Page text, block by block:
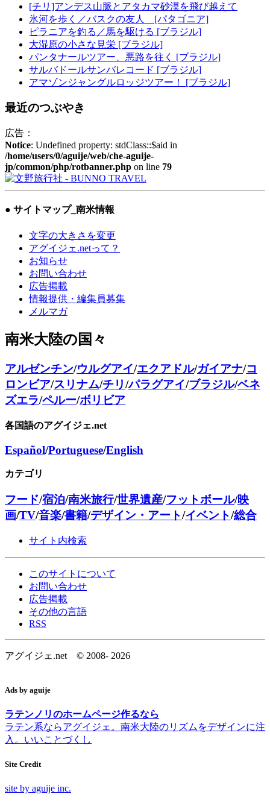
[チリ]アンデス山脈とアタカマ砂漠を飛び越えて
氷河を歩く／バスクの友人 [パタゴニア]
ピラニアを釣る／馬を駆ける [ブラジル]
大湿原の小さな見栄 [ブラジル]
パンタナールツアー、悪路を往く [ブラジル]
サルバドールサンバレコード [ブラジル]
アマゾンジャングルロッジツアー！ [ブラジル]
最近のつぶやき
広告：
Notice: Undefined property: stdClass::$aid in
/home/users/0/aguije/web/che-aguije-
jp/common/php/rotbanner.php on line 79
● サイトマップ_南米情報
文字の大きさを変更
アグイジェ.netって？
お知らせ
お問い合わせ
広告掲載
情報提供・編集員募集
メルマガ
南米大陸の国々
アルゼンチン/ウルグアイ/エクアドル/ガイアナ/コ
ロンビア/スリナム/チリ/パラグアイ/ブラジル/ベネ
ズエラ/ペルー/ボリビア
各国語のアグイジェ.net
Español/Portuguese/English
カテゴリ
フード/宿泊/南米旅行/世界遺産/フットボール/映
画/TV/音楽/書籍/デザイン・アート/イベント/総合
サイト内検索
このサイトについて
お問い合わせ
広告掲載
その他の言語
RSS
アグイジェ.net © 2008- 2026
Ads by aguije
ラテンノリのホームページ作るなら
ラテン系ならアグイジェ。南米大陸のリズムをデザインに注
入。いいことづくし
Site Credit
site by aguije inc.